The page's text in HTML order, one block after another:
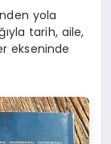
yola
tarih, aile,
ekseninde